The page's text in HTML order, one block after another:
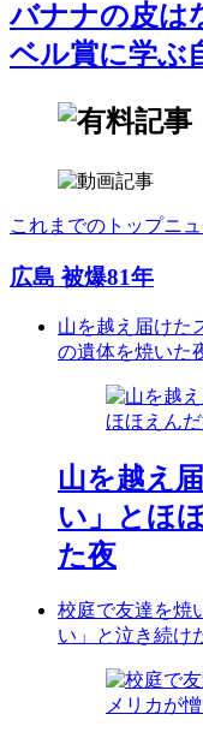
バナナの皮
ベル賞に学ぶ
これまでのトップニ
広島 被爆81年
山を越え届け
の遺体を焼いた
山を越え
い」とほ
た夜
校庭で友達を焼
い」と泣き続け